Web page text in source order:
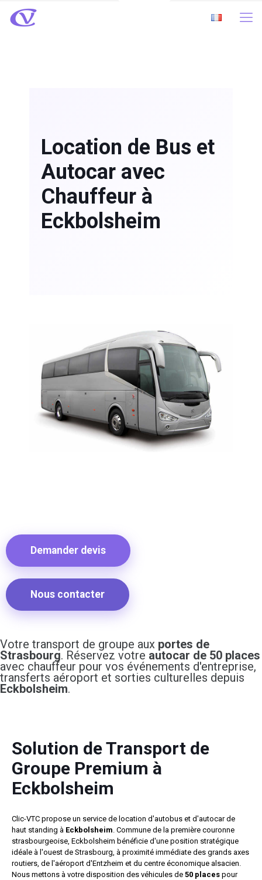
Location de Bus et
Autocar avec
Chauffeur à
Eckbolsheim
Demander devis
Nous contacter
Votre transport de groupe aux portes de
Strasbourg. Réservez votre autocar de 50 places
avec chauffeur pour vos événements d'entreprise,
transferts aéroport et sorties culturelles depuis
Eckbolsheim.
Solution de Transport de
Groupe Premium à
Eckbolsheim
Clic-VTC propose un service de location d'autobus et d'autocar de
haut standing à Eckbolsheim . Commune de la première couronne
strasbourgeoise, Eckbolsheim bénéficie d'une position stratégique
idéale à l'ouest de Strasbourg, à proximité immédiate des grands axes
routiers, de l'aéroport d'Entzheim et du centre économique alsacien.
Nous mettons à votre disposition des véhicules de 50 places pour